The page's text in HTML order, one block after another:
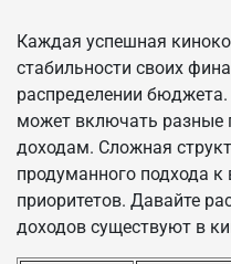
Каждая успешная
стабильности своих
распределении
может включать разные
доходам. Сложная
продуманного подхода
приоритетов. Давайте
доходов существуют в